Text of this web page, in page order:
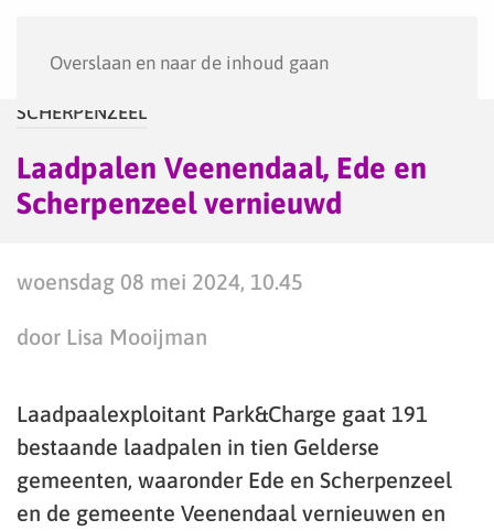
Overslaan en naar de inhoud gaan
SCHERPENZEEL
Laadpalen Veenendaal, Ede en
Scherpenzeel vernieuwd
woensdag 08 mei 2024, 10.45
door Lisa Mooijman
Laadpaalexploitant Park&Charge gaat 191
bestaande laadpalen in tien Gelderse
gemeenten, waaronder Ede en Scherpenzeel
en de gemeente Veenendaal vernieuwen en